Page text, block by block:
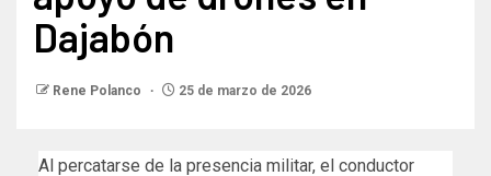
Dajabón
Rene Polanco 25 de marzo de 2026
Al percatarse de la presencia militar, el conductor